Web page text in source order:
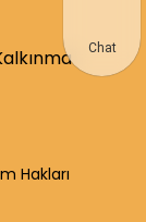
Hakları
Chat